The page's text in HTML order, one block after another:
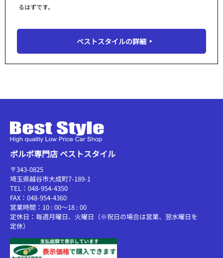
るはずです。
ベストスタイルの詳細
ボルボ専門店 ベストスタイル
〒343-0825
埼玉県越谷市大成町7-189-1
TEL：048-954-4350
FAX：048-954-4360
営業時間：10 : 00～18 : 00
定休日：毎週月曜日、火曜日（※祝日の場合は営業、翌水曜日を
定休）